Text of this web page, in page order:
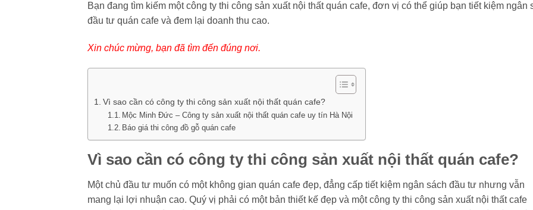
Bạn đang tìm kiếm một công ty thi công sản xuất nội thất quán cafe, đơn vị có thể giúp bạn tiết kiệm ngân
đầu tư quán cafe và đem lại doanh thu cao.
Xin chúc mừng, bạn đã tìm đến đúng nơi.
Vì sao cần có công ty thi công sản xuất nội thất quán cafe?
Mộc Minh Đức – Công ty sản xuất nội thất quán cafe uy tín Hà Nội
Báo giá thi công đồ gỗ quán cafe
Vì sao cần có công ty thi công sản xuất nội thất quán cafe?
Một chủ đầu tư muốn có một không gian quán cafe đẹp, đẳng cấp tiết kiệm ngân sách đầu tư nhưng vẫn
mang lại lợi nhuận cao. Quý vị phải có một bản thiết kế đẹp và một công ty thi công sản xuất nội thất cafe